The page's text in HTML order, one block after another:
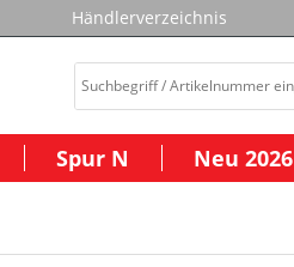
Händlerverzeichnis
Spur N Neu 2026